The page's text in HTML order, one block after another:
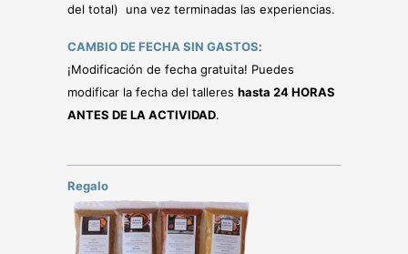
del total) una vez terminadas las experiencias.
CAMBIO DE FECHA SIN GASTOS:
¡Modificación de fecha gratuita! Puedes
modificar la fecha del talleres hasta 24 HORAS
ANTES DE LA ACTIVIDAD.
Regalo